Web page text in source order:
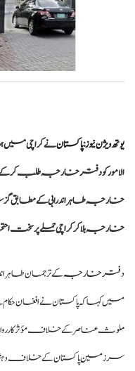
حکومت کا پیٹرولیم مصنوعات کی قیمتوں
یوتھ ویژن نیوز:پاکستاننے کراچی میں
الامور کو دفتر خارجہ طلب کر
خارجہ طاہر اندرابی کے مطابق
خارجہ بلا کر کراچی حملے پر
دفتر خارجہکے ترجمان طاہر
میں کہا کہ پاکستان نے افغان
ملوث عناصر کے خلاف مؤثر
سرزمین پاکستان کے خلاف